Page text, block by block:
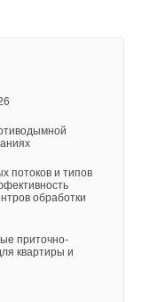
потоков и типов
обработки
приточно-
квартиры и
что наиболее
алюминия
с таким
для
России
на
ситуация,